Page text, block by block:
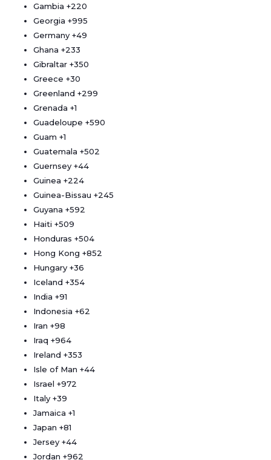
Gambia +220
Georgia +995
Germany +49
Ghana +233
Gibraltar +350
Greece +30
Greenland +299
Grenada +1
Guadeloupe +590
Guam +1
Guatemala +502
Guernsey +44
Guinea +224
Guinea-Bissau +245
Guyana +592
Haiti +509
Honduras +504
Hong Kong +852
Hungary +36
Iceland +354
India +91
Indonesia +62
Iran +98
Iraq +964
Ireland +353
Isle of Man +44
Israel +972
Italy +39
Jamaica +1
Japan +81
Jersey +44
Jordan +962